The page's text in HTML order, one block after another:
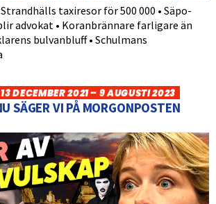
taxiresor för 500 000 • Säpo-
advokat • Koranbrännare farligare än
bulvanbluff • Schulmans
DECEMBER 2021 – 9 AUGUSTI 2023
SÄGER VI PÅ MORGONPOSTEN